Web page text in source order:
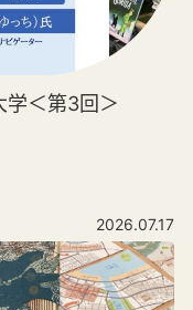
＜第3回＞
2026.07.17